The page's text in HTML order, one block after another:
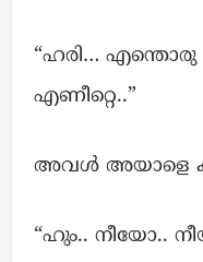
“ഹരി…
എണീറ്റെ..”
അവൾ അയാളെ
“ഹും.. നീയോ..